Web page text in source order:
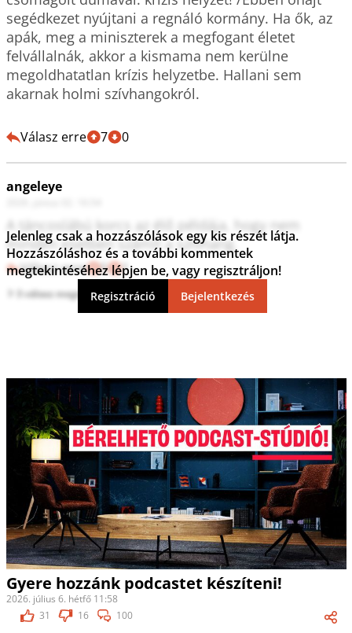
segédkezet nyújtani a regnáló kormány. Ha ők, az
apák, meg a miniszterek a megfogant életet
felvállalnák, akkor a kismama nem kerülne
megoldhatatlan krízis helyzetbe. Hallani sem
akarnak holmi szívhangokról.
Válasz erre 7 0
angeleye
A táncoslábú korcs az élő példája, hogy nem
minden esetben számít a szívhang.
Válasz erre 5 1
3 válasz megtekintése
Jelenleg csak a hozzászólások egy kis részét látja.
Hozzászóláshoz és a további kommentek
megtekintéséhez lépjen be, vagy regisztráljon!
Regisztráció Bejelentkezés
Gyere hozzánk podcastet készíteni!
2026. július 6. hétfő 11:58
31
16 100